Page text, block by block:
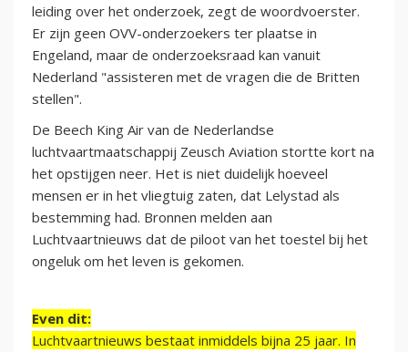
leiding over het onderzoek, zegt de woordvoerster.
Er zijn geen OVV-onderzoekers ter plaatse in
Engeland, maar de onderzoeksraad kan vanuit
Nederland "assisteren met de vragen die de Britten
stellen".
De Beech King Air van de Nederlandse
luchtvaartmaatschappij Zeusch Aviation stortte kort na
het opstijgen neer. Het is niet duidelijk hoeveel
mensen er in het vliegtuig zaten, dat Lelystad als
bestemming had. Bronnen melden aan
Luchtvaartnieuws dat de piloot van het toestel bij het
ongeluk om het leven is gekomen.
Even dit:
Luchtvaartnieuws bestaat inmiddels bijna 25 jaar. In